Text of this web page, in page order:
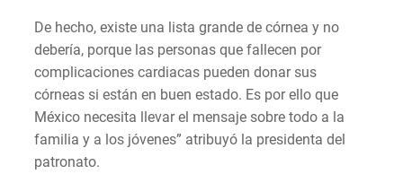
De hecho, existe una lista grande de córnea y no
debería, porque las personas que fallecen por
complicaciones cardiacas pueden donar sus
córneas si están en buen estado. Es por ello que
México necesita llevar el mensaje sobre todo a la
familia y a los jóvenes” atribuyó la presidenta del
patronato.